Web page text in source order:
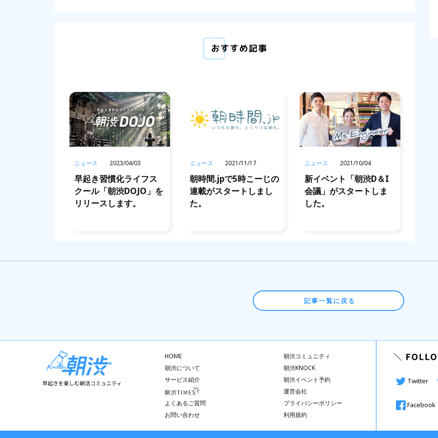
ニュース 2023/04/03
早起き習慣化ライフス
クール「朝渋DOJO」を
リリースします。
ニュース 2021/11/17
朝時間.jpで5時こーじの
連載がスタートしまし
た。
ニュース 2021/10/04
新イベント「朝渋D＆I
会議」がスタートしま
した。
記事一覧に戻る
HOME
朝渋について
サービス紹介
よくあるご質問
お問い合わせ
朝渋コミュニティ
朝渋KNOCK
朝渋イベント予約
運営会社
プライバシーポリシー
利用規約
Twitter
Facebook